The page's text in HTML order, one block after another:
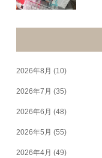
2026年8月 (10)
2026年7月 (35)
2026年6月 (48)
2026年5月 (55)
2026年4月 (49)